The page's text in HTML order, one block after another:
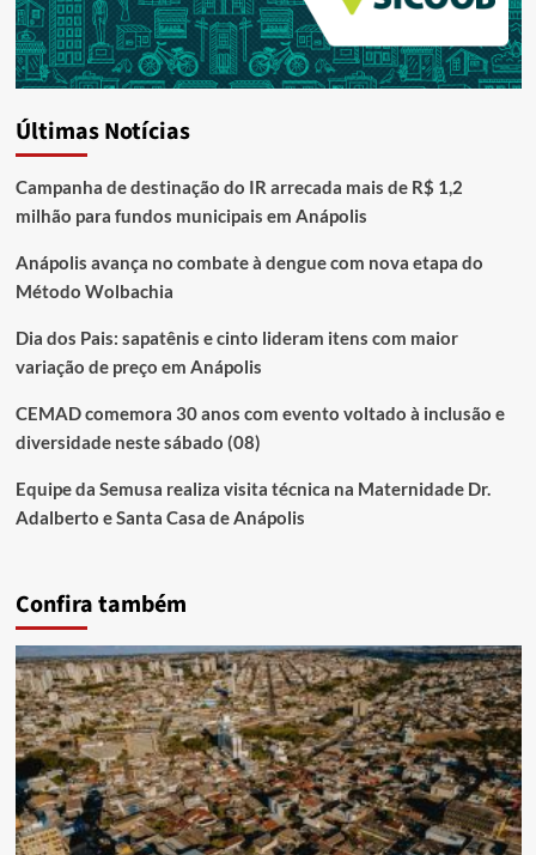
Últimas Notícias
Campanha de destinação do IR arrecada mais de R$ 1,2
milhão para fundos municipais em Anápolis
Anápolis avança no combate à dengue com nova etapa do
Método Wolbachia
Dia dos Pais: sapatênis e cinto lideram itens com maior
variação de preço em Anápolis
CEMAD comemora 30 anos com evento voltado à inclusão e
diversidade neste sábado (08)
Equipe da Semusa realiza visita técnica na Maternidade Dr.
Adalberto e Santa Casa de Anápolis
Confira também